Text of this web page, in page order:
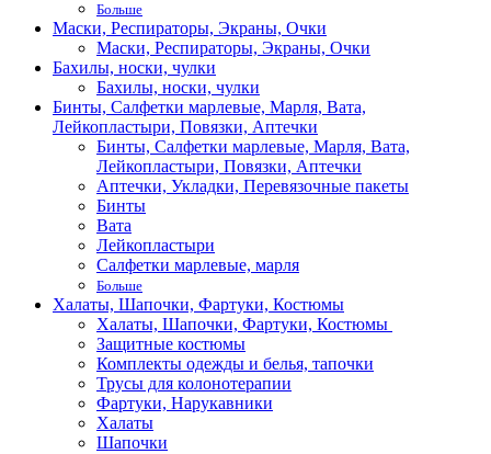
Больше
Маски, Респираторы, Экраны, Очки
Маски, Респираторы, Экраны, Очки
Бахилы, носки, чулки
Бахилы, носки, чулки
Бинты, Салфетки марлевые, Марля, Вата,
Лейкопластыри, Повязки, Аптечки
Бинты, Салфетки марлевые, Марля, Вата,
Лейкопластыри, Повязки, Аптечки
Аптечки, Укладки, Перевязочные пакеты
Бинты
Вата
Лейкопластыри
Салфетки марлевые, марля
Больше
Халаты, Шапочки, Фартуки, Костюмы
Халаты, Шапочки, Фартуки, Костюмы
Защитные костюмы
Комплекты одежды и белья, тапочки
Трусы для колонотерапии
Фартуки, Нарукавники
Халаты
Шапочки